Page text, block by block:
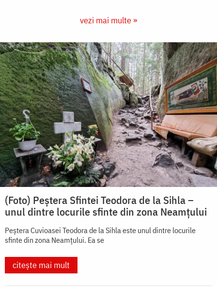
vezi mai multe »
(Foto) Peștera Sfintei Teodora de la Sihla –
unul dintre locurile sfinte din zona Neamțului
Peștera Cuvioasei Teodora de la Sihla este unul dintre locurile
sfinte din zona Neamțului. Ea se
citește mai mult